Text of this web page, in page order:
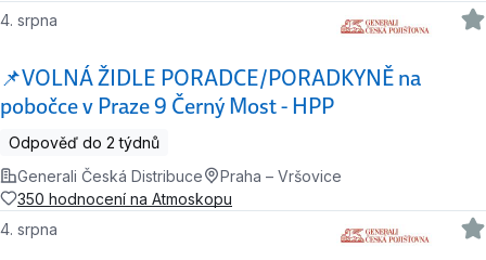
📌VOLNÁ ŽIDLE PORADCE/PORADKYNĚ na
pobočce v Praze 9 Černý Most - HPP
4. srpna
Odpověď do 2 týdnů
Generali Česká Distribuce
Praha – Vršovice
350 hodnocení na Atmoskopu
4. srpna